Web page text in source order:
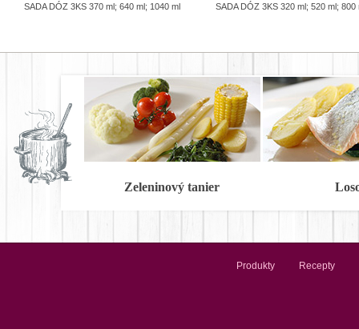
SADA DÓZ 3KS 370 ml; 640 ml; 1040 ml SADA DÓZ 3KS 320 ml; 520 ml; 800
Zeleninový tanier
Produkty Recepty